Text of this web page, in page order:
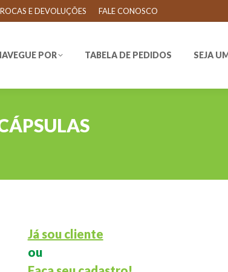
E DEVOLUÇÕES FALE CONOSCO
POR TABELA DE PEDIDOS SEJA
Já sou cliente
ou
POR TABELA DE PEDIDOS SEJA UM